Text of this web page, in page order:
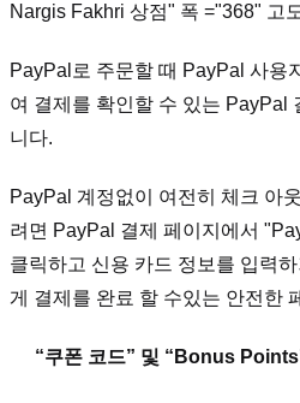
Nargis Fakhri 상점" 폭 ="368" 고
PayPal로 주문할 때 PayPal 사용
여 결제를 확인할 수 있는 PayPal
니다.
PayPal 계정없이 여전히 체크 아
려면 PayPal 결제 페이지에서
클릭하고 신용 카드 정보를 입력
게 결제를 완료 할 수있는 안전한
“쿠폰 코드” 및 “Bonus